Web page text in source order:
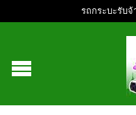
รถกระบะรับ